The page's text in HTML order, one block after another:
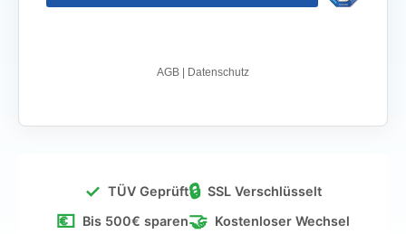
✓ TÜV Geprüft🔒 SSL Verschlüsselt
💶 Bis 500€ sparen🤝 Kostenloser Wechsel